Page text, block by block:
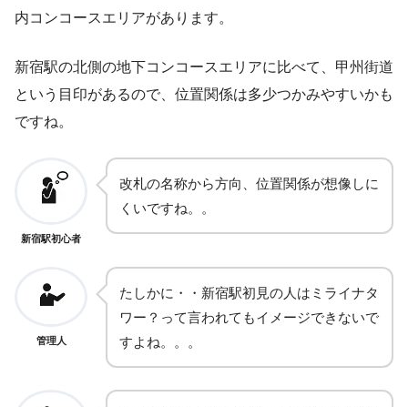
内コンコースエリアがあります。
新宿駅の北側の地下コンコースエリアに比べて、甲州街道
という目印があるので、位置関係は多少つかみやすいかも
ですね。
新宿駅初心者
改札の名称から方向、位置関係が想像しに
くいですね。。
管理人
たしかに・・新宿駅初見の人はミライナタ
ワー？って言われてもイメージできないで
すよね。。。